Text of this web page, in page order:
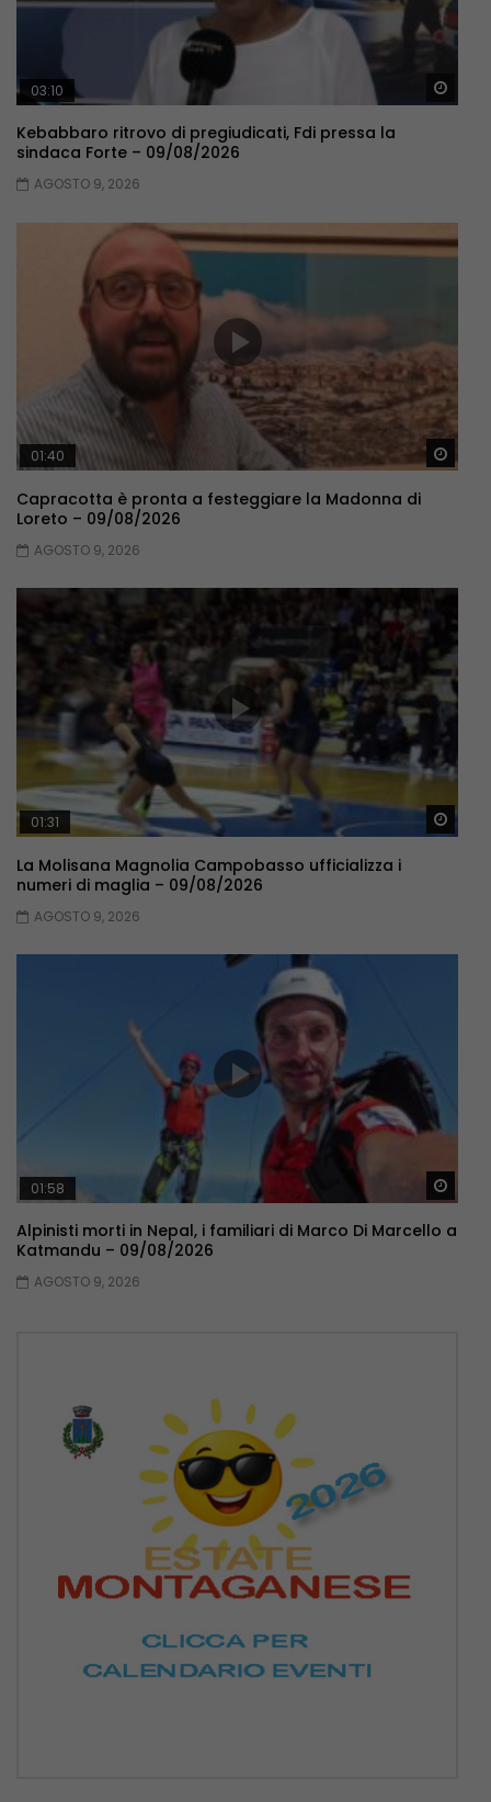
03:10
Kebabbaro ritrovo di pregiudicati, Fdi pressa la
sindaca Forte – 09/08/2026
AGOSTO 9, 2026
01:40
Capracotta è pronta a festeggiare la Madonna di
Loreto – 09/08/2026
AGOSTO 9, 2026
01:31
La Molisana Magnolia Campobasso ufficializza i
numeri di maglia – 09/08/2026
AGOSTO 9, 2026
01:58
Alpinisti morti in Nepal, i familiari di Marco Di Marcello a
Katmandu – 09/08/2026
AGOSTO 9, 2026